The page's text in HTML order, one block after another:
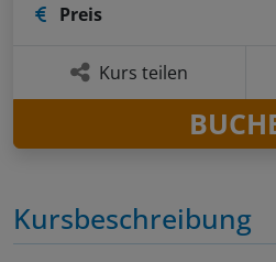
Kursbeschreibung
Preis
Kurs teilen